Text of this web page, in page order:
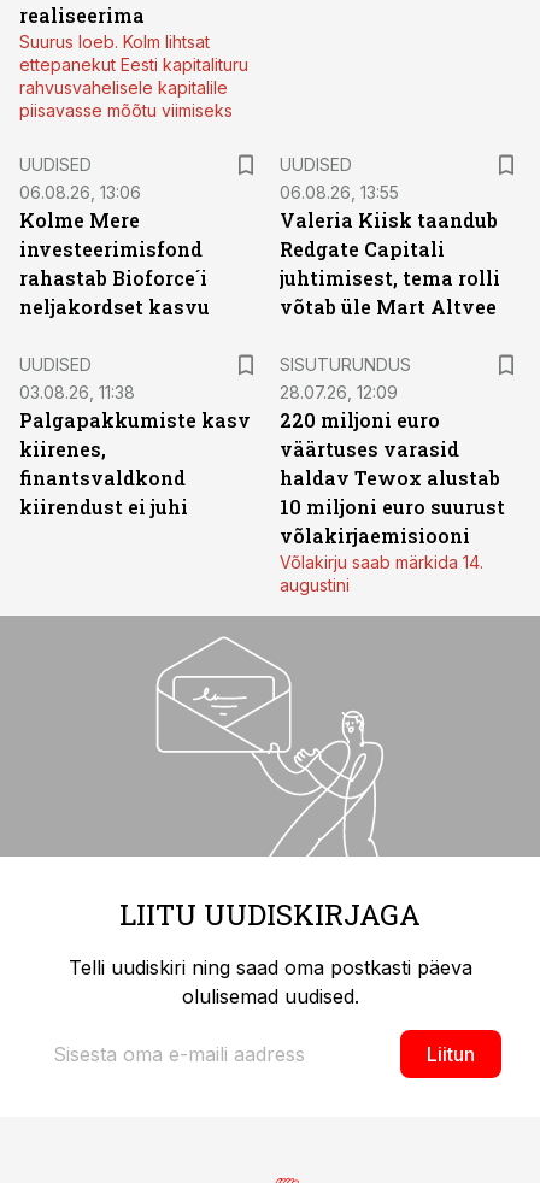
realiseerima
Suurus loeb. Kolm lihtsat
ettepanekut Eesti kapitalituru
rahvusvahelisele kapitalile
piisavasse mõõtu viimiseks
UUDISED
06.08.26, 13:06
Kolme Mere
investeerimisfond
rahastab Bioforce´i
neljakordset kasvu
UUDISED
06.08.26, 13:55
Valeria Kiisk taandub
Redgate Capitali
juhtimisest, tema rolli
võtab üle Mart Altvee
UUDISED
03.08.26, 11:38
Palgapakkumiste kasv
kiirenes,
finantsvaldkond
kiirendust ei juhi
SISUTURUNDUS
28.07.26, 12:09
220 miljoni euro
väärtuses varasid
haldav Tewox alustab
10 miljoni euro suurust
võlakirjaemisiooni
Võlakirju saab märkida 14.
augustini
LIITU UUDISKIRJAGA
Telli uudiskiri ning saad oma postkasti päeva
olulisemad uudised.
Liitun